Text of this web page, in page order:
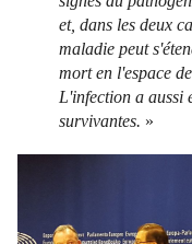
et, dans les deux
maladie peut
mort en l'espace
L'infection a aussi
survivantes. »